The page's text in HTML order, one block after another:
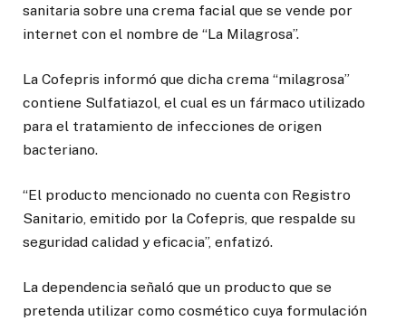
sanitaria sobre una crema facial que se vende por
internet con el nombre de “La Milagrosa”.
La Cofepris informó que dicha crema “milagrosa”
contiene Sulfatiazol, el cual es un fármaco utilizado
para el tratamiento de infecciones de origen
bacteriano.
“El producto mencionado no cuenta con Registro
Sanitario, emitido por la Cofepris, que respalde su
seguridad calidad y eficacia”, enfatizó.
La dependencia señaló que un producto que se
pretenda utilizar como cosmético cuya formulación